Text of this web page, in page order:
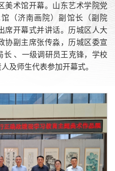
美术馆开幕。山东艺术学院党
（济南画院）副馆长（副院
席开幕式并讲话。历城区人大
协副主席张传淼，历城区委宣
长 、一级调研员王克锋，学校
及师生代表参加开幕式。